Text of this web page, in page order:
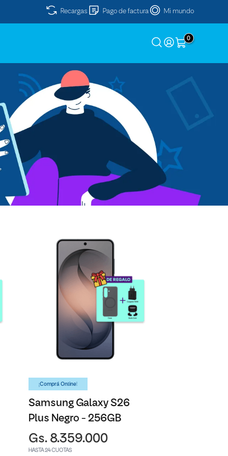
Recargas Pago de factura Mi mundo
0
¡Comprá Online!
Samsung Galaxy S26
Plus Negro - 256GB
Gs. 8.359.000
HASTA 24 CUOTAS